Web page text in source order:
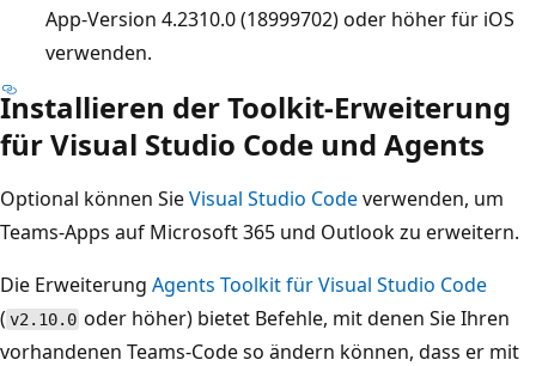
App-Version 4.2310.0 (18999702) oder höher für iOS
verwenden.
Installieren der Toolkit-Erweiterung
für Visual Studio Code und Agents
Optional können SieVisual Studio Codeverwenden, um
Teams-Apps auf Microsoft 365 und Outlook zu erweitern.
Die Erweiterung Agents Toolkit für Visual Studio Code
( v2.10.0 oder höher) bietet Befehle, mit denen Sie Ihren
vorhandenen Teams-Code so ändern können, dass er mit